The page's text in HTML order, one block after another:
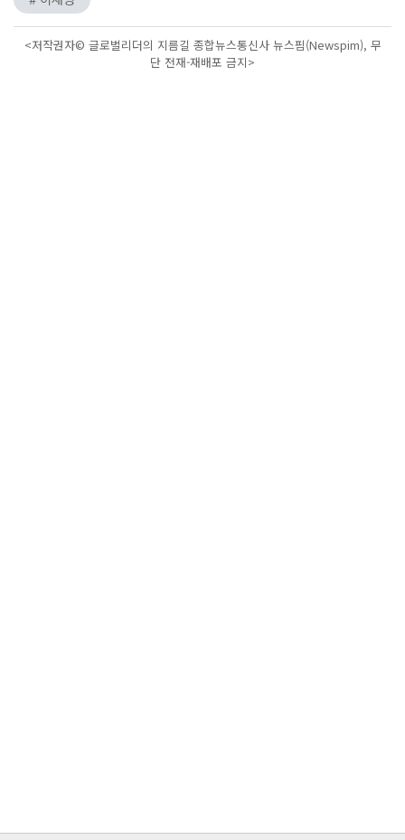
<저작권자© 글로벌리더의 지름길 종합뉴스통신사 뉴스핌(Newspim), 무
단 전재-재배포 금지>